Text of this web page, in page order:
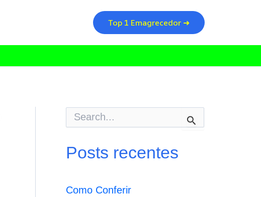
Top 1 Emagrecedor ➜
u
r
Posts recentes
Como Conferir